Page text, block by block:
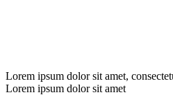
Lorem ipsum dolor sit amet,
Lorem ipsum dolor sit amet